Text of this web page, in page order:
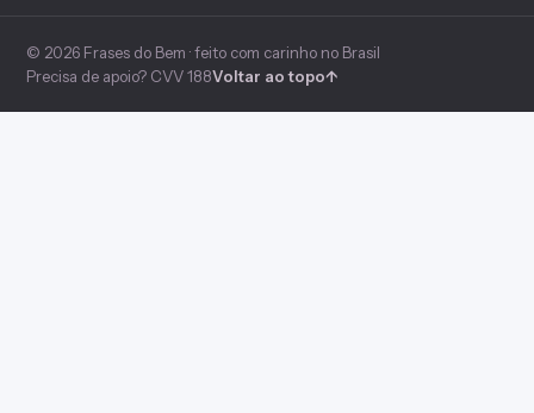
© 2026 Frases do Bem · feito com carinho no Brasil
Precisa de apoio? CVV 188Voltar ao topo↑